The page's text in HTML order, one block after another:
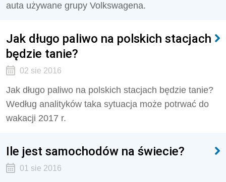
auta używane grupy Volkswagena.
Jak długo paliwo na polskich stacjach
będzie tanie?
02 sie 2016
Jak długo paliwo na polskich stacjach będzie tanie?
Według analityków taka sytuacja może potrwać do
wakacji 2017 r.
Ile jest samochodów na świecie?
01 sie 2016